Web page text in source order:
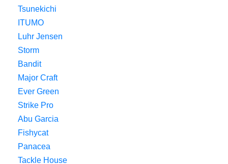
Tsunekichi
ITUMO
Luhr Jensen
Storm
Bandit
Major Craft
Ever Green
Strike Pro
Abu Garcia
Fishycat
Panacea
Tackle House